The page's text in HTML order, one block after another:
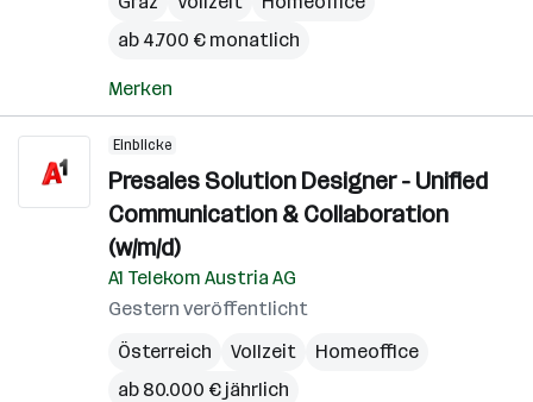
ab 4.700 € monatlich
Merken
Einblicke
Presales Solution Designer - Unified
Communication & Collaboration
(w/m/d)
A1 Telekom Austria AG
Gestern veröffentlicht
Österreich
Vollzeit
Homeoffice
ab 80.000 € jährlich